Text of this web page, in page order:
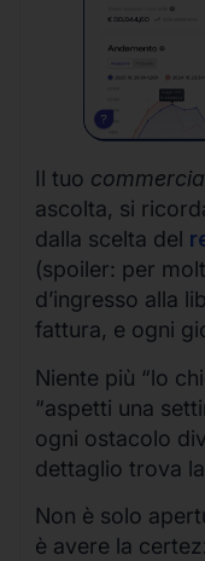
Il tuo
ascolta, si
dalla scelta del
(spoiler: per
d’ingresso alla
fattura, e ogni
Niente più “lo
“aspetti una
ogni ostacolo
dettaglio trova
Non è solo
è avere la